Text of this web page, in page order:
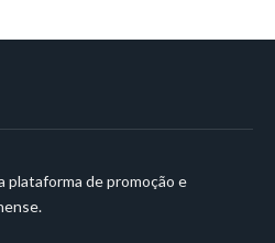
plataforma de promoção e